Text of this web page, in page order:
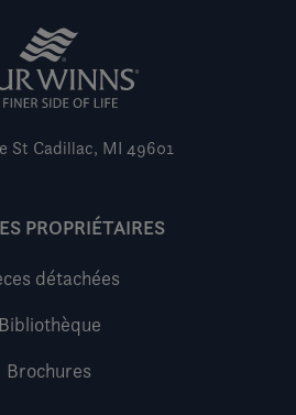
St Cadillac, MI 49601
PROPRIÉTAIRES
détachées
Bibliothèque
Brochures